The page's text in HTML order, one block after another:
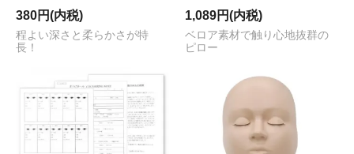
380円(内税)
程よい深さと柔らかさが特
長！
1,089円(内税)
ベロア素材で触り心地抜群の
ピロー